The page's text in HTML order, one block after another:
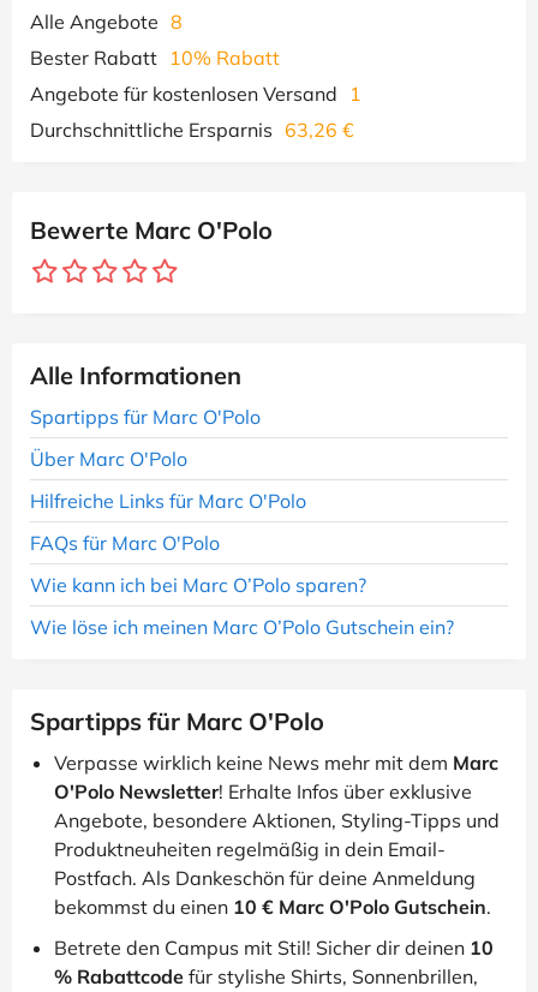
Alle Angebote 8
Bester Rabatt 10% Rabatt
Angebote für kostenlosen Versand
1
Durchschnittliche Ersparnis 63,26 €
Bewerte Marc O'Polo
Alle Informationen
Spartipps für Marc O'Polo
Über Marc O'Polo
Hilfreiche Links für Marc O'Polo
FAQs für Marc O'Polo
Wie kann ich bei Marc O’Polo sparen?
Wie löse ich meinen Marc O’Polo Gutschein ein?
Spartipps für Marc O'Polo
Verpasse wirklich keine News mehr mit dem Marc
O'Polo Newsletter! Erhalte Infos über exklusive
Angebote, besondere Aktionen, Styling-Tipps und
Produktneuheiten regelmäßig in dein Email-
Postfach. Als Dankeschön für deine Anmeldung
bekommst du einen 10 € Marc O'Polo Gutschein.
Betrete den Campus mit Stil! Sicher dir deinen 10
% Rabattcode für stylishe Shirts, Sonnenbrillen,